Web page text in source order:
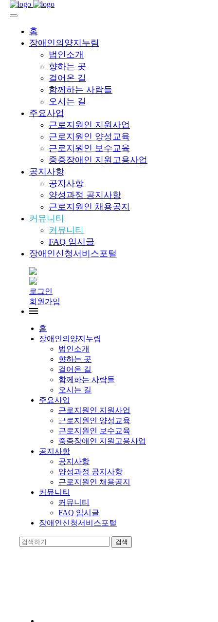
홈
장애인의양지누림
법인소개
향하는 곳
걸어온 길
함께하는 사람들
오시는 길
주요사업
근로지원인 지원사업
근로지원인 양성교육
근로지원인 보수교육
중증장애인 지원고용사업
공지사항
공지사항
양성과정 공지사항
근로지원인 채용공지
커뮤니티
커뮤니티
FAQ 임시글
장애인신청서비스포털
로그인
회원가입
홈
장애인의양지누림
법인소개
향하는 곳
걸어온 길
함께하는 사람들
오시는 길
주요사업
근로지원인 지원사업
근로지원인 양성교육
근로지원인 보수교육
중증장애인 지원고용사업
공지사항
공지사항
양성과정 공지사항
근로지원인 채용공지
커뮤니티
커뮤니티
FAQ 임시글
장애인신청서비스포털